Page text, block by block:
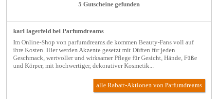
5 Gutscheine gefunden
karl lagerfeld bei Parfumdreams
Im Online-Shop von parfumdreams.de kommen Beauty-Fans voll auf
ihre Kosten. Hier werden Akzente gesetzt mit Düften für jeden
Geschmack, wertvoller und wirksamer Pflege für Gesicht, Hände, Füße
und Körper, mit hochwertiger, dekorativer Kosmetik...
alle Rabatt-Aktionenvon Parfumdreams